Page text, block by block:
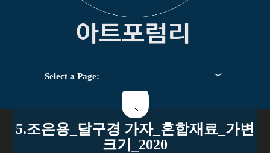
Select a Page:
5.조은용_달구경 가자_혼합재료_가변
크기_2020